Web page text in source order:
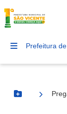
Prefeitura
Botão Menu